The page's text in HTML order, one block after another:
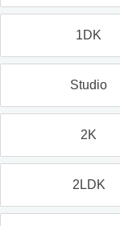
1DK
Studio
2K
2LDK